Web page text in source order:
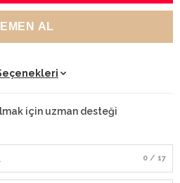
için uzman desteği
0 / 17